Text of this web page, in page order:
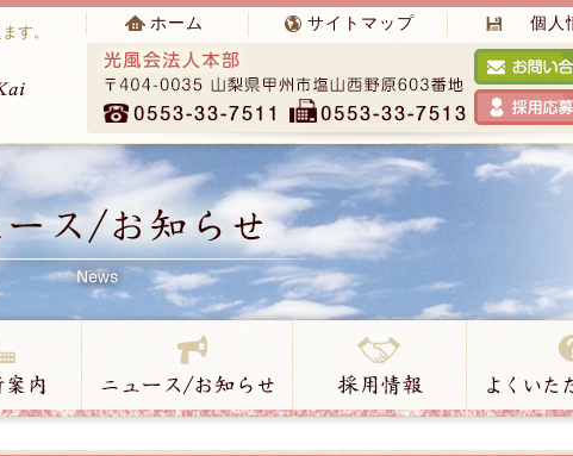
す。 ホーム サイトマップ 個人